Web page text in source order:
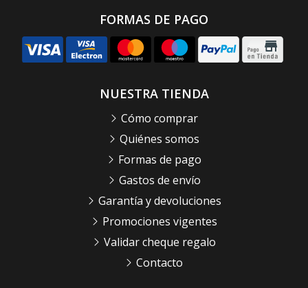
FORMAS DE PAGO
NUESTRA TIENDA
Cómo comprar
Quiénes somos
Formas de pago
Gastos de envío
Garantía y devoluciones
Promociones vigentes
Validar cheque regalo
Contacto